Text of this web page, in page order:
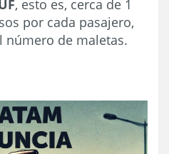
, esto es, cerca de 1
por cada pasajero,
número de maletas.